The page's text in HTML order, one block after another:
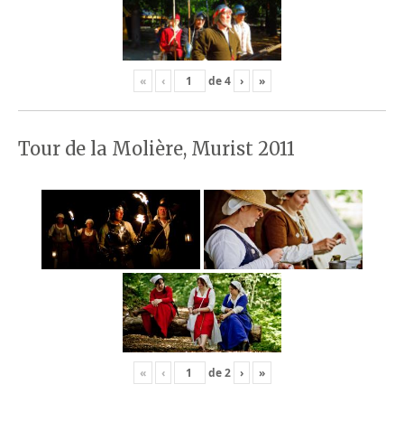
« ‹ de4 › »
Tour de la Molière, Murist 2011
« ‹ de2 › »